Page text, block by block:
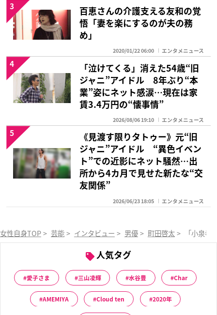
百恵さんの介護支える友和の覚
悟「妻を楽にするのが夫の務
め」
2020/01/22 06:00 エンタメニュース
3
「泣けてくる」消えた54歳“旧
ジャニ”アイドル 8年ぶり“本
業”姿にネット感涙…現在は家
賃3.4万円の“懐事情”
2026/08/06 19:10 エンタメニュース
4
《見渡す限りタトゥー》元“旧
ジャニ”アイドル “異色イベン
ト”での近影にネット騒然…出
所から4カ月で見せた新たな“交
友関係”
2026/06/23 18:05 エンタメニュース
5
女性自身TOP > 芸能 > インタビュー > 男優 > 町田啓太 > 「小泉
人気タグ
愛子さま 三山凌輝 水谷豊 Char
AMEMIYA Cloud ten 2020年